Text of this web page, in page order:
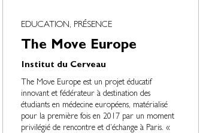
EDUCATION, PRÉSENCE
The Move Europe
Institut du Cerveau
The Move Europe est un projet éducatif
innovant et fédérateur à destination des
étudiants en médecine européens, matérialisé
pour la première fois en 2017 par un moment
privilégié de rencontre et d’échange à Paris. «